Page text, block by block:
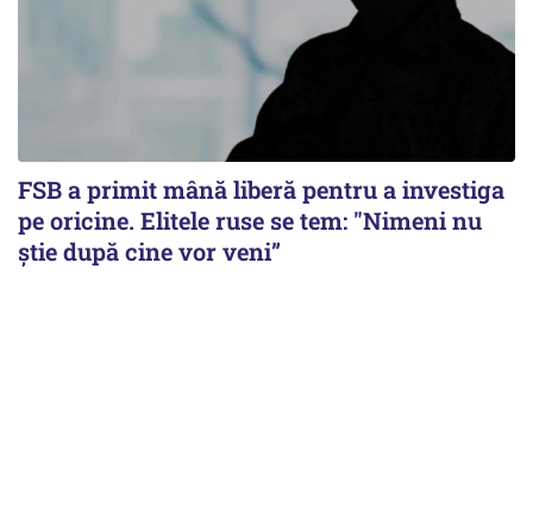
FSB a primit mână liberă pentru a investiga
pe oricine. Elitele ruse se tem: "Nimeni nu
știe după cine vor veni”